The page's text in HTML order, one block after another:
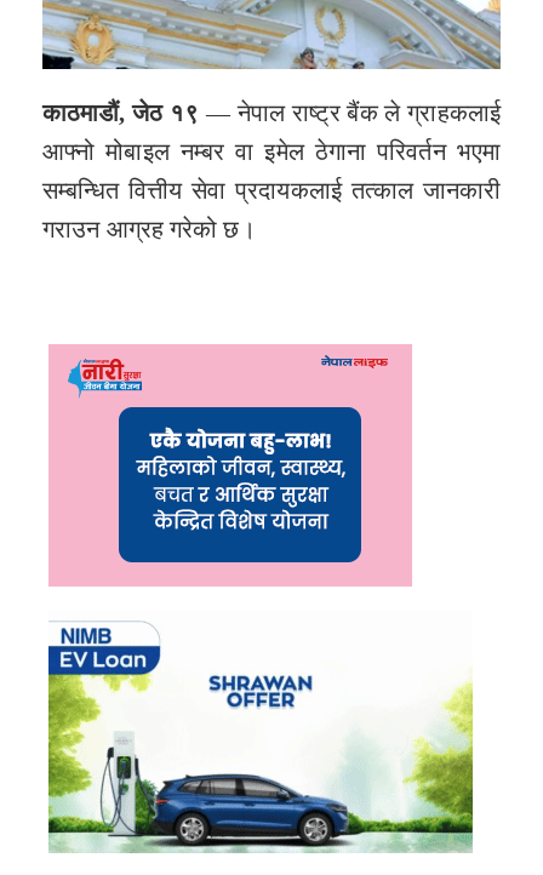
काठमाडौं, जेठ १९ — नेपाल राष्ट्र बैंक ले ग्राहकलाई
आफ्नो मोबाइल नम्बर वा इमेल ठेगाना परिवर्तन भएमा
सम्बन्धित वित्तीय सेवा प्रदायकलाई तत्काल जानकारी
गराउन आग्रह गरेको छ।